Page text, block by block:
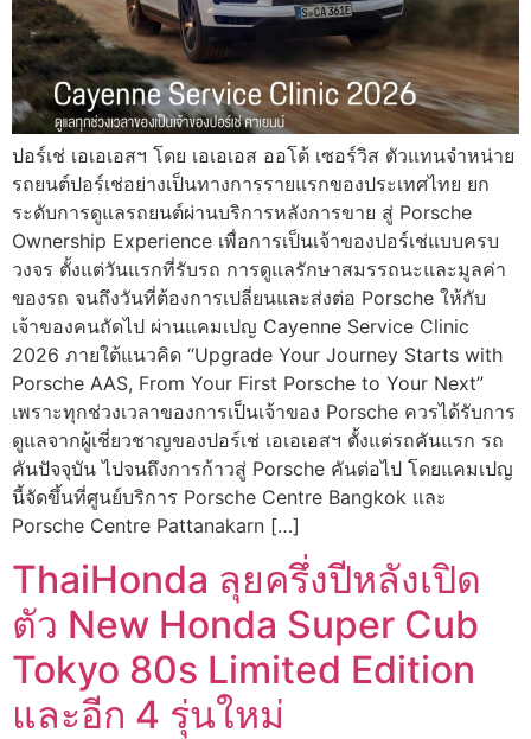
ปอร์เช่ เอเอเอสฯ โดย เอเอเอส ออโต้ เซอร์วิส ตัวแทนจำหน่าย
รถยนต์ปอร์เช่อย่างเป็นทางการรายแรกของประเทศไทย ยก
ระดับการดูแลรถยนต์ผ่านบริการหลังการขาย สู่ Porsche
Ownership Experience เพื่อการเป็นเจ้าของปอร์เช่แบบครบ
วงจร ตั้งแต่วันแรกที่รับรถ การดูแลรักษาสมรรถนะและมูลค่า
ของรถ จนถึงวันที่ต้องการเปลี่ยนและส่งต่อ Porsche ให้กับ
เจ้าของคนถัดไป ผ่านแคมเปญ Cayenne Service Clinic
2026 ภายใต้แนวคิด “Upgrade Your Journey Starts with
Porsche AAS, From Your First Porsche to Your Next”
เพราะทุกช่วงเวลาของการเป็นเจ้าของ Porsche ควรได้รับการ
ดูแลจากผู้เชี่ยวชาญของปอร์เช่ เอเอเอสฯ ตั้งแต่รถคันแรก รถ
คันปัจจุบัน ไปจนถึงการก้าวสู่ Porsche คันต่อไป โดยแคมเปญ
นี้จัดขึ้นที่ศูนย์บริการ Porsche Centre Bangkok และ
Porsche Centre Pattanakarn […]
ThaiHonda ลุยครึ่งปีหลังเปิด
ตัว New Honda Super Cub
Tokyo 80s Limited Edition
และอีก 4 รุ่นใหม่